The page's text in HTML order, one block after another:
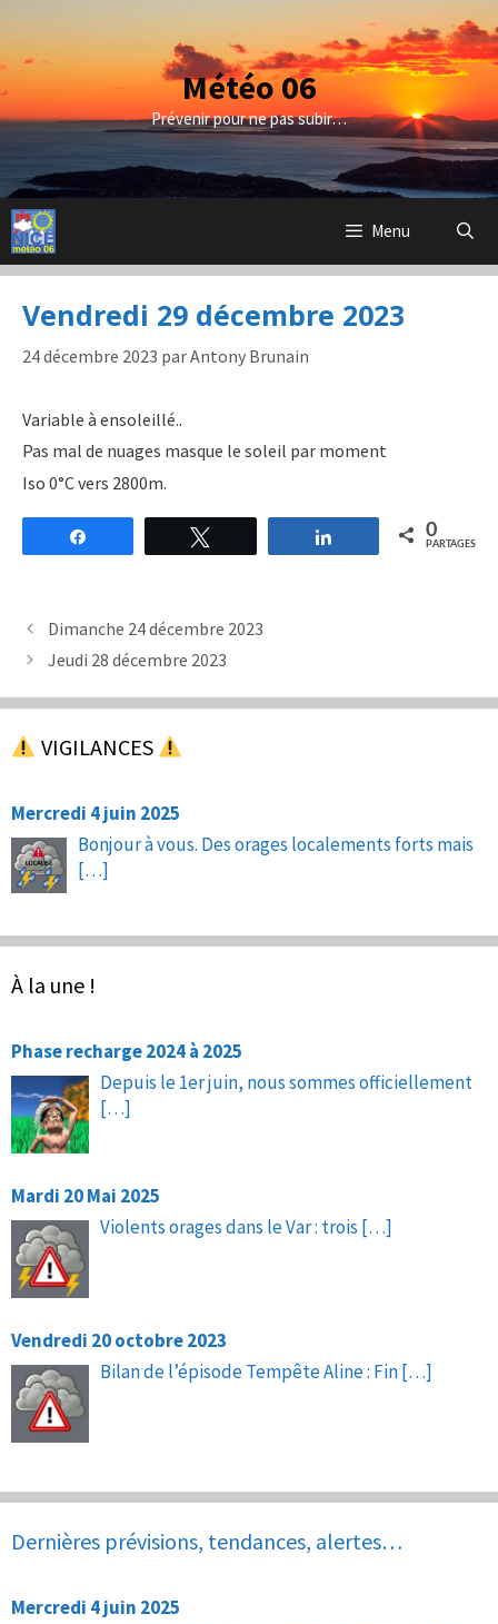
contenu
Météo 06
Prévenir pour ne pas subir…
Menu
Vendredi 29 décembre 2023
24 décembre 2023 parAntony Brunain
Variable à ensoleillé..
Pas mal de nuages masque le soleil par moment
Iso 0°C vers 2800m.
Partagez 0
PARTAGES
Dimanche 24 décembre 2023
Jeudi 28 décembre 2023
VIGILANCES
Mercredi 4 juin 2025
Bonjour à vous. Des orages localements forts mais
[…]
À la une !
Phase recharge 2024 à 2025
Depuis le 1er juin, nous sommes officiellement
[…]
Mardi 20 Mai 2025
Violents orages dans le Var : trois […]
Vendredi 20 octobre 2023
Bilan de l’épisode Tempête Aline : Fin[…]
Dernières prévisions, tendances, alertes…
Mercredi 4 juin 2025